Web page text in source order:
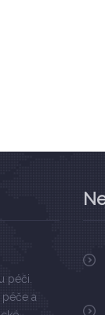
péči.
a